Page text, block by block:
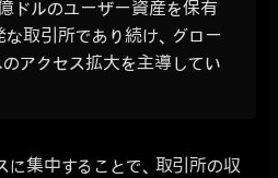
ドルのユーザー資産を保有
取引所であり続け、グロー
アクセス拡大を主導してい
に集中することで、取引所の収